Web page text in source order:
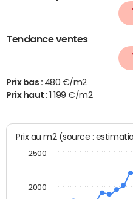
Tendance ventes
Prix bas : 480 €/m2
Prix haut :
1 199 €/m2
Prix au m2 (source :
2000
2500